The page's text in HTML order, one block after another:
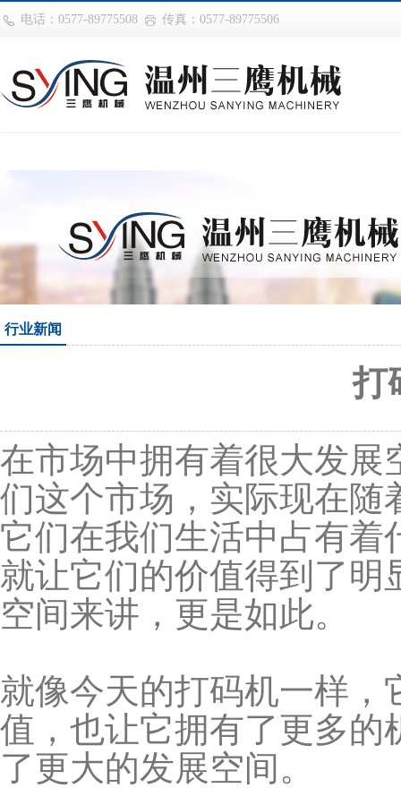
华体会平台
电话：0577-89775508 传真：0577-89775506
行业新闻
打
在市场中拥有着很大发展
们这个市场，实际现在随
它们在我们生活中占有着
就让它们的价值得到了明
空间来讲，更是如此。
就像今天的打码机一样，
值，也让它拥有了更多的
了更大的发展空间。